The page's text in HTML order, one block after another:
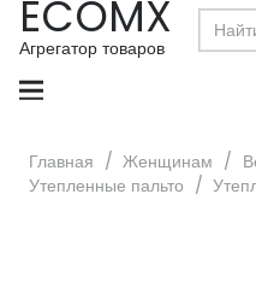
ECOMX
Агрегатор товаров for:
Главная / Женщинам /
Утепленные пальто /